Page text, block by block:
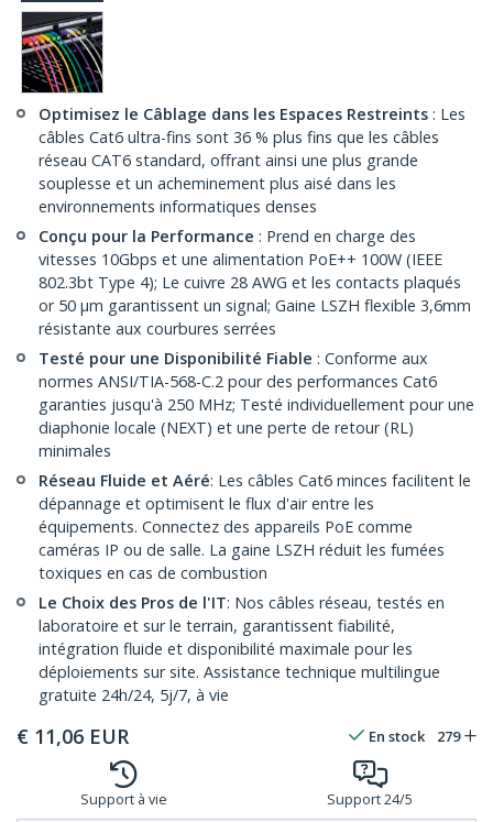
Optimisez le Câblage dans les Espaces Restreints : Les
câbles Cat6 ultra-fins sont 36 % plus fins que les câbles
réseau CAT6 standard, offrant ainsi une plus grande
souplesse et un acheminement plus aisé dans les
environnements informatiques denses
Conçu pour la Performance : Prend en charge des
vitesses 10Gbps et une alimentation PoE++ 100W (IEEE
802.3bt Type 4); Le cuivre 28 AWG et les contacts plaqués
or 50 µm garantissent un signal; Gaine LSZH flexible 3,6mm
résistante aux courbures serrées
Testé pour une Disponibilité Fiable : Conforme aux
normes ANSI/TIA-568-C.2 pour des performances Cat6
garanties jusqu'à 250 MHz; Testé individuellement pour une
diaphonie locale (NEXT) et une perte de retour (RL)
minimales
Réseau Fluide et Aéré: Les câbles Cat6 minces facilitent le
dépannage et optimisent le flux d'air entre les
équipements. Connectez des appareils PoE comme
caméras IP ou de salle. La gaine LSZH réduit les fumées
toxiques en cas de combustion
Le Choix des Pros de l'IT: Nos câbles réseau, testés en
laboratoire et sur le terrain, garantissent fiabilité,
intégration fluide et disponibilité maximale pour les
déploiements sur site. Assistance technique multilingue
gratuite 24h/24, 5j/7, à vie
€ 11,06 EUR En stock 279
Support à vie Support 24/5